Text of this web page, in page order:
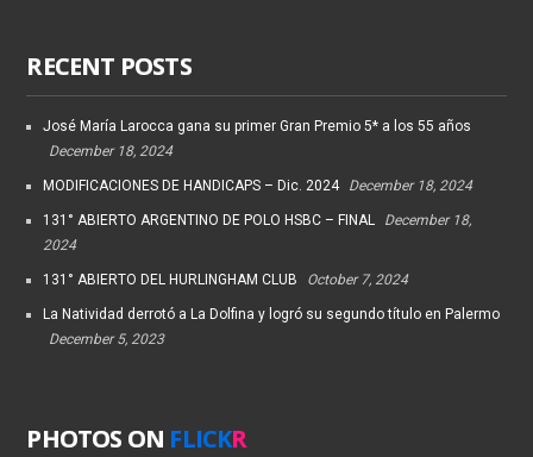
RECENT POSTS
José María Larocca gana su primer Gran Premio 5* a los 55 años
December 18, 2024
MODIFICACIONES DE HANDICAPS – Dic. 2024 December 18, 2024
131° ABIERTO ARGENTINO DE POLO HSBC – FINAL
December 18,
2024
131° ABIERTO DEL HURLINGHAM CLUB October 7, 2024
La Natividad derrotó a La Dolfina y logró su segundo título en Palermo
December 5, 2023
PHOTOS ON FLICKR